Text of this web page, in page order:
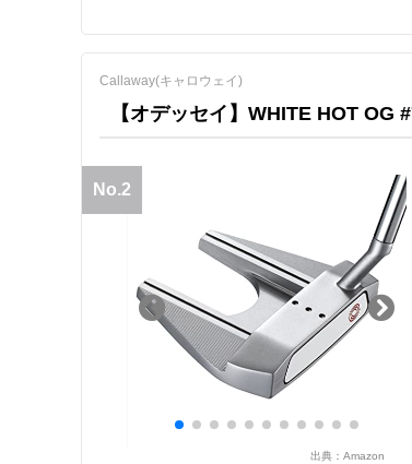
Callaway(キャロウェイ)
【オデッセイ】WHITE HOT OG
No.2
出典：Amazon